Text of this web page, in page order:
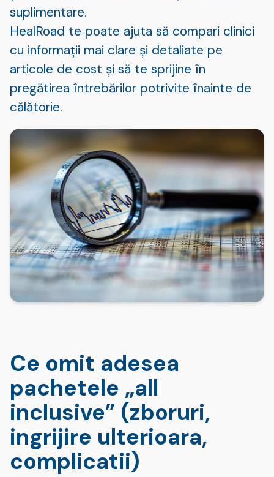
suplimentare.
HealRoad te poate ajuta să compari clinici
cu informații mai clare și detaliate pe
articole de cost și să te sprijine în
pregătirea întrebărilor potrivite înainte de
călătorie.
Ce omit adesea
pachetele „all
inclusive” (zboruri,
ingrijire ulterioara,
complicatii)